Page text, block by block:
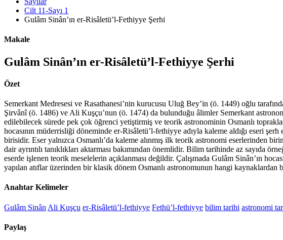
Cilt 11-Sayı 1
Gulâm Sinân’ın er-Risâletü’l-Fethiyye Şerhi
Makale
Gulâm Sinân’ın er-Risâletü’l-Fethiyye Şerhi
Özet
Semerkant Medresesi ve Rasathanesi’nin kurucusu Uluğ Bey’in (ö. 1449) oğlu
Şirvânî (ö. 1486) ve Ali Kuşçu’nun (ö. 1474) da bulunduğu âlimler Semerkant
edilebilecek sürede pek çok öğrenci yetiştirmiş ve teorik astronominin Osmanlı
hocasının müderrisliği döneminde er-Risâletü’l-fethiyye adıyla kaleme aldığı eseri
birisidir. Eser yalnızca Osmanlı’da kaleme alınmış ilk teorik astronomi eserlerinden
dair ayrıntılı tanıklıkları aktarması bakımından önemlidir. Bilim tarihinde az sayıda
eserde işlenen teorik meselelerin açıklanması değildir. Çalışmada Gulâm Sinân’ın
yapılan atıflar üzerinden bir klasik dönem Osmanlı astronomunun hangi kaynaklardan
Anahtar Kelimeler
Gulâm Sinân Ali Kuşçu er-Risâletü’l-fethiyye Fethü’l-fethiyye bilim tarihi astronomi
Paylaş